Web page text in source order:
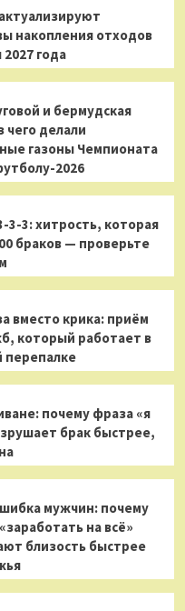
накопления отходов
года
и бермудская
чего делали
газоны Чемпионата
2026
3-3: хитрость, которая
браков — проверьте
вместо крика: приём
который работает в
перепалке
почему фраза «я
брак быстрее,
мужчин: почему
на всё»
близость быстрее